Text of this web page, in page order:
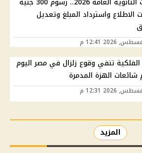
الاطلاع واسترداد المبلغ وتعديل
الفلكية تنفي وقوع زلزال في مصر اليوم
الهزة المدمرة
المزيد